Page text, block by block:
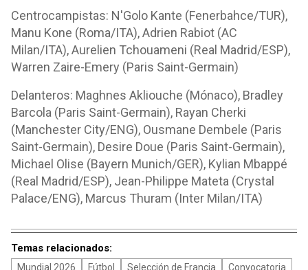
Centrocampistas: N'Golo Kante (Fenerbahce/TUR),
Manu Kone (Roma/ITA), Adrien Rabiot (AC
Milan/ITA), Aurelien Tchouameni (Real Madrid/ESP),
Warren Zaire-Emery (Paris Saint-Germain)
Delanteros: Maghnes Akliouche (Mónaco), Bradley
Barcola (Paris Saint-Germain), Rayan Cherki
(Manchester City/ENG), Ousmane Dembele (Paris
Saint-Germain), Desire Doue (Paris Saint-Germain),
Michael Olise (Bayern Munich/GER), Kylian Mbappé
(Real Madrid/ESP), Jean-Philippe Mateta (Crystal
Palace/ENG), Marcus Thuram (Inter Milan/ITA)
Temas relacionados:
Mundial 2026 Fútbol Selección de Francia
Convocatoria